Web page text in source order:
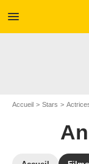
menu
Accueil Stars